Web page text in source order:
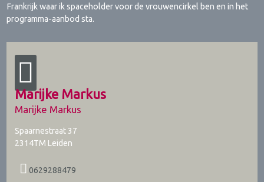
Frankrijk waar ik spaceholder voor de vrouwencirkel ben en in het
programma-aanbod sta.
Marijke Markus
Marijke Markus
Spaarnestraat 37
2314TM Leiden
0629288479